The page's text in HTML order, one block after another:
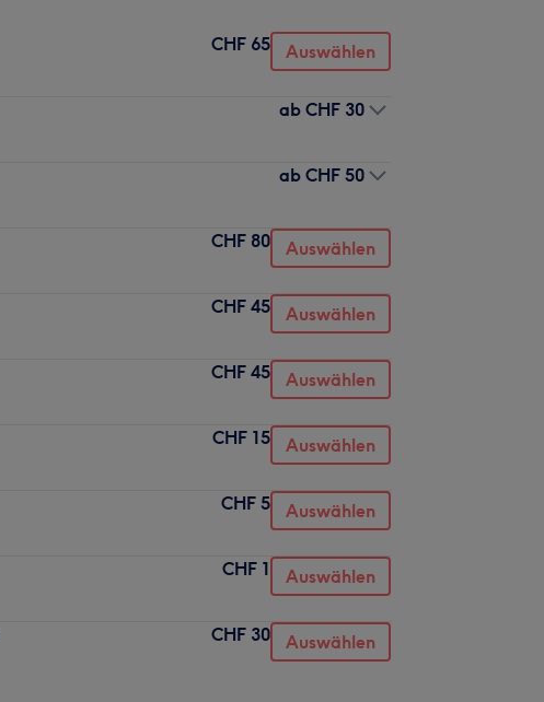
CHF 65 Auswählen
ab CHF 30
ab CHF 50
CHF 80 Auswählen
CHF 45 Auswählen
CHF 45 Auswählen
CHF 15 Auswählen
CHF 5 Auswählen
CHF 1 Auswählen
CHF 30 Auswählen